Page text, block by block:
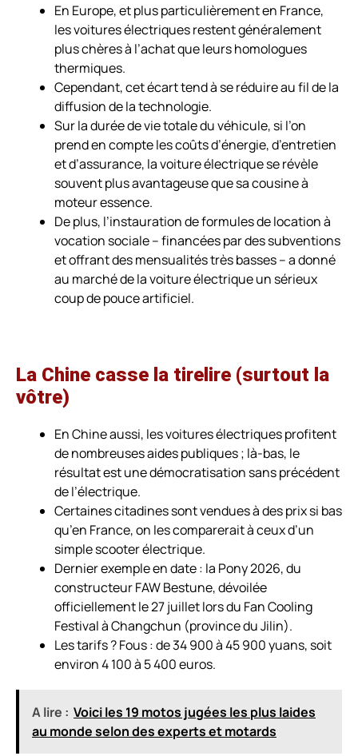
En Europe, et plus particulièrement en France,
les voitures électriques restent généralement
plus chères à l’achat que leurs homologues
thermiques.
Cependant, cet écart tend à se réduire au fil de la
diffusion de la technologie.
Sur la durée de vie totale du véhicule, si l’on
prend en compte les coûts d’énergie, d’entretien
et d’assurance, la voiture électrique se révèle
souvent plus avantageuse que sa cousine à
moteur essence.
De plus, l’instauration de formules de location à
vocation sociale – financées par des subventions
et offrant des mensualités très basses – a donné
au marché de la voiture électrique un sérieux
coup de pouce artificiel.
La Chine casse la tirelire (surtout la
vôtre)
En Chine aussi, les voitures électriques profitent
de nombreuses aides publiques ; là-bas, le
résultat est une démocratisation sans précédent
de l’électrique.
Certaines citadines sont vendues à des prix si bas
qu’en France, on les comparerait à ceux d’un
simple scooter électrique.
Dernier exemple en date : la Pony 2026, du
constructeur FAW Bestune, dévoilée
officiellement le 27 juillet lors du Fan Cooling
Festival à Changchun (province du Jilin).
Les tarifs ? Fous : de 34 900 à 45 900 yuans, soit
environ 4 100 à 5 400 euros.
A lire : Voici les 19 motos jugées les plus laides
au monde selon des experts et motards